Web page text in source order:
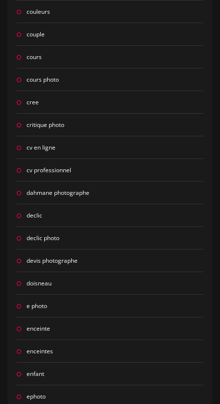
couleurs
couple
cours
cours photo
cree
critique photo
cv en ligne
cv professionnel
dahmane photographe
declic
declic photo
devis photographe
doisneau
e photo
enceinte
enceintes
enfant
ephoto